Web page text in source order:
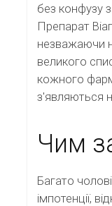
без конфузу
Препарат
незважаючи
великого
кожного
з'являються
Чим
Багато
імпотенції,